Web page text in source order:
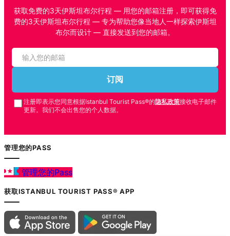
获取免费的3天伊斯坦布尔行程 — 用您的邮箱注册，即可获得免
费的3天伊斯坦布尔行程 — 专为帮助您像当地人一样探索伊斯坦
布尔而设计 — 直接发送到您的邮箱。
订阅
注册即表示您同意根据Istanbul Tourist Pass®的隐私政策接收电子邮件
更新。我们不会出售您的个人数据。
管理您的PASS
管理您的Pass
获取ISTANBUL TOURIST PASS® APP